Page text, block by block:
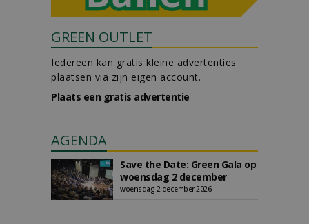
GREEN OUTLET
Iedereen kan gratis kleine advertenties
plaatsen via zijn eigen account.
Plaats een gratis advertentie
AGENDA
Save the Date: Green Gala op
woensdag 2 december
woensdag 2 december 2026